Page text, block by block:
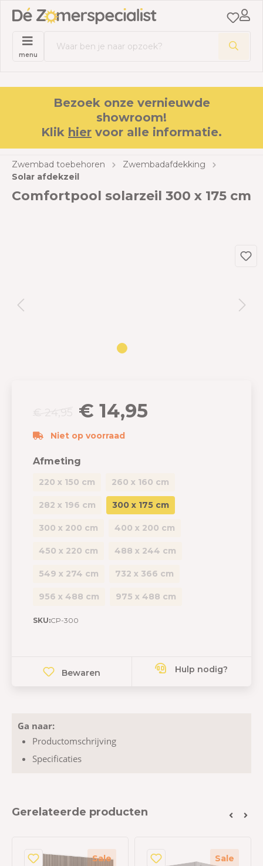
menu
Bezoek onze vernieuwde
showroom!
Klik hier voor alle informatie.
Zwembad toebehoren
Zwembadafdekking
Solar afdekzeil
Comfortpool solarzeil 300 x 175 cm
€ 14,95
Niet op voorraad
Afmeting
220 x 150 cm 260 x 160 cm
282 x 196 cm 300 x 175 cm
300 x 200 cm 400 x 200 cm
450 x 220 cm 488 x 244 cm
549 x 274 cm 732 x 366 cm
956 x 488 cm 975 x 488 cm
SKU:CP-300
Bewaren Hulp nodig?
Ga naar:
Productomschrijving
Specificaties
Gerelateerde producten
Sale Sale